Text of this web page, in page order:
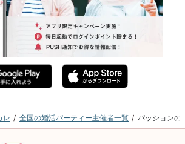
レ 全国の婚活パーティー主催者一覧 パッションの